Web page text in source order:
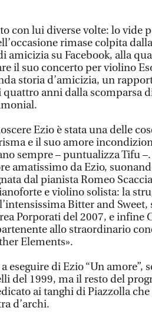
con lui diverse volte: lo vide
rimase colpita
amicizia su Facebook, alla
il suo concerto per violino
storia d’amicizia, un
anni dalla scomparsa
Ezio è stata una delle
e il suo amore
sempre – puntualizza Tifu
amatissimo da Ezio,
dal pianista Romeo
e violino solista: la
Bitter and
Porporati del 2007, e infine
allo straordinario
Elements».
eseguire di Ezio “Un amore”,
del 1999, ma il resto del
ai tanghi di Piazzolla
d’archi.